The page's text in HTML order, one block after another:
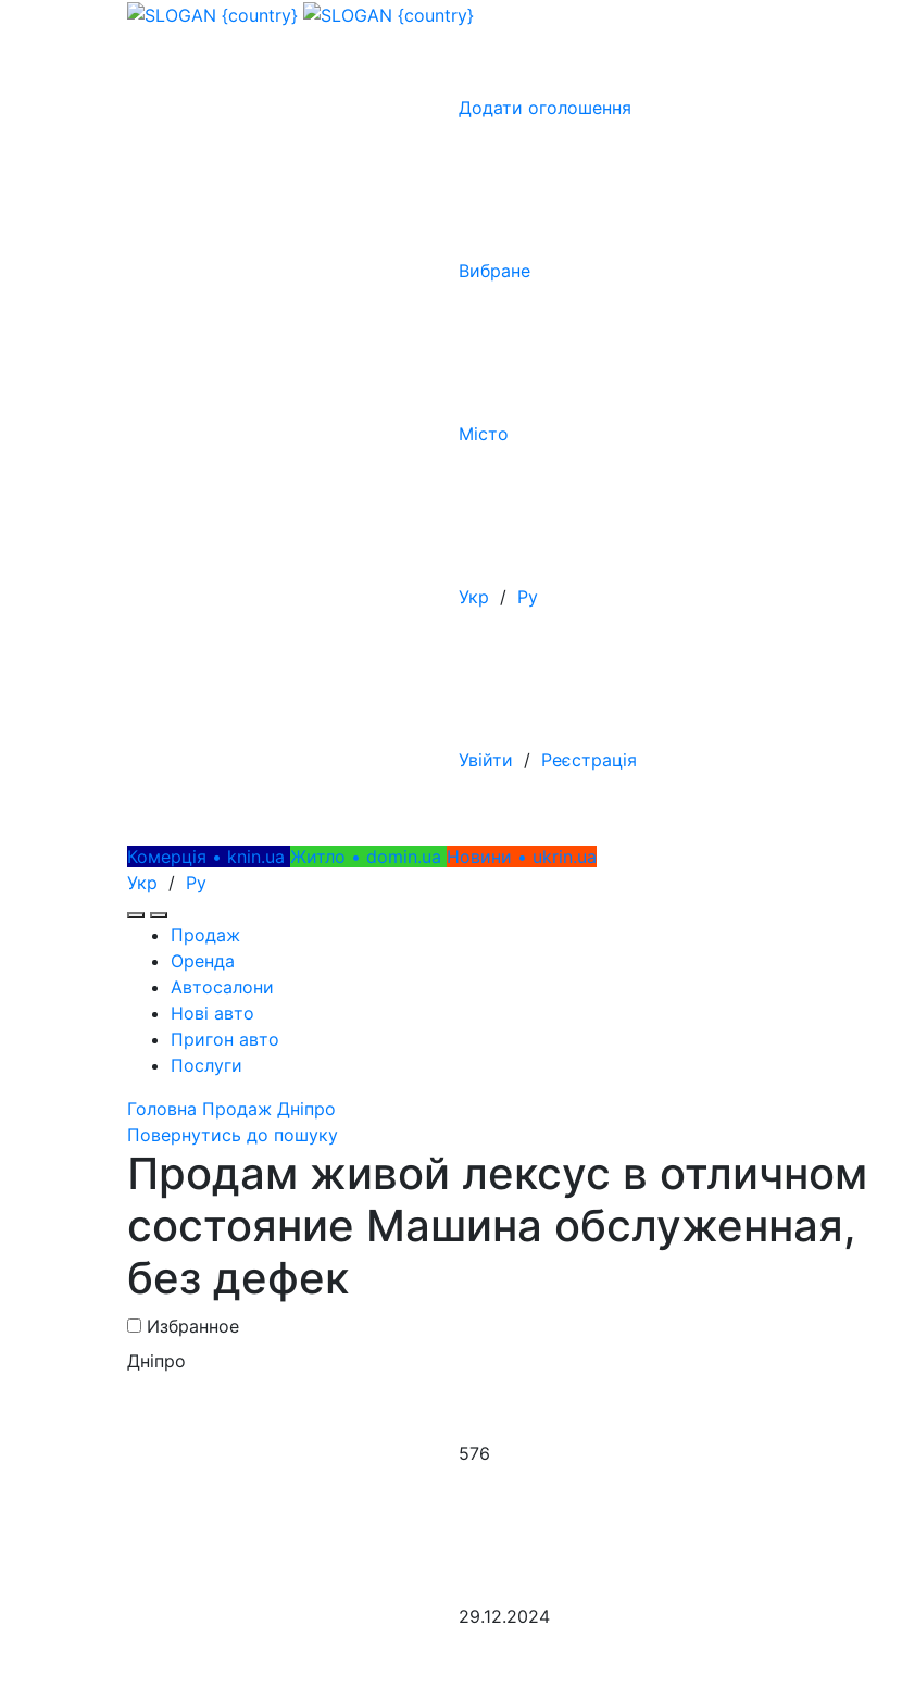
Додати оголошення
Вибране
Місто
Укр / Ру
Увійти / Реєстрація
Комерція • knin.ua Житло • domin.ua Новини • ukrin.ua
Укр / Ру
Продаж
Оренда
Автосалони
Нові авто
Пригон авто
Послуги
Головна Продаж Дніпро
Повернутись до пошуку
Продам живой лексус в отличном
состояние Машина обслуженная,
без дефек
Избранное
Дніпро
576
29.12.2024